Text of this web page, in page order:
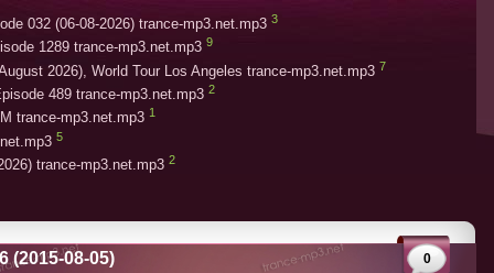
032 (06-08-2026) trance-mp3.net.mp3 3
1289 trance-mp3.net.mp3 9
2026), World Tour Los Angeles trance-mp3.net.mp3 7
489 trance-mp3.net.mp3 2
trance-mp3.net.mp3 1
5
trance-mp3.net.mp3 2
(2015-08-05) 0